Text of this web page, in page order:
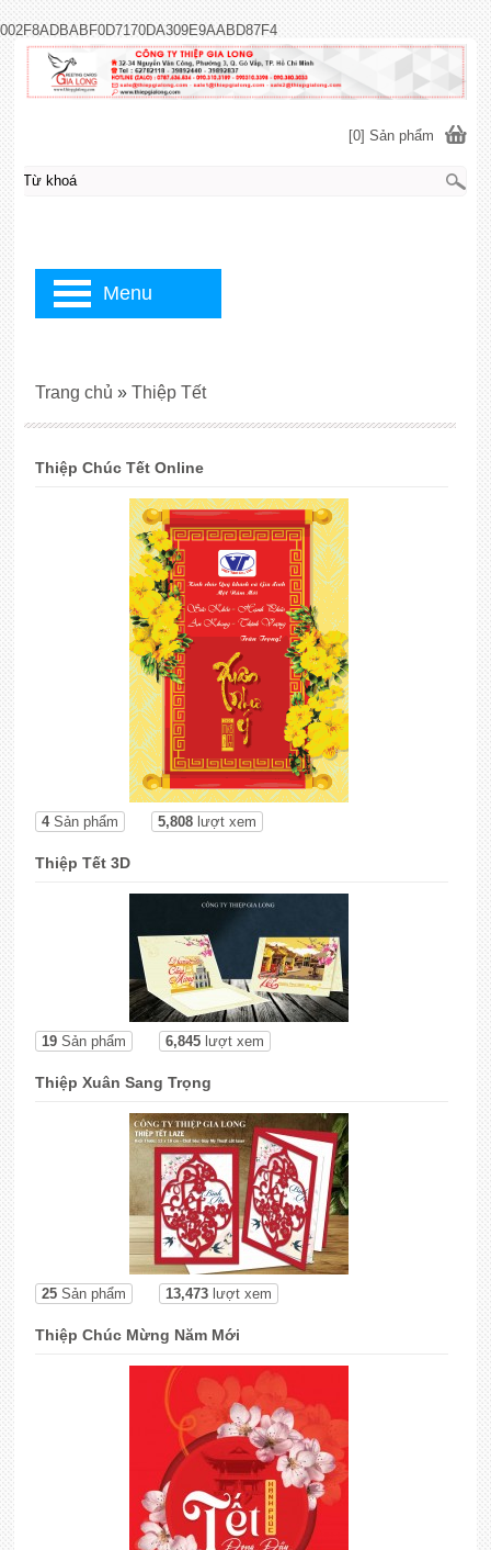
002F8ADBABF0D7170DA309E9AABD87F4
Thiệp Chúc Tết Online
4Sản phẩm 5,808lượt xem
Thiệp Tết 3D
19Sản phẩm 6,845lượt xem
Thiệp Xuân Sang Trọng
25Sản phẩm 13,473lượt xem
Thiệp Chúc Mừng Năm Mới
Trang chủ » Thiệp Tết
[0] Sản phẩm
Menu